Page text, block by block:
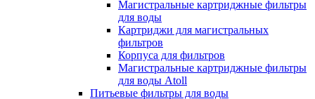
Магистральные картриджные фильтры
для воды
Картриджи для магистральных
фильтров
Корпуса для фильтров
Магистральные картриджные фильтры
для воды Atoll
Питьевые фильтры для воды